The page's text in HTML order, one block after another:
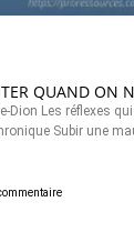
QUAND ON
Dion Les réflexes
Subir une